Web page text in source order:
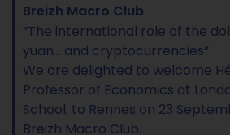
Breizh Macro Club
“The international role of the
yuan… and cryptocurrencies”
We are delighted to welcome
Professor of Economics at
School, to Rennes on 23
Breizh Macro Club.